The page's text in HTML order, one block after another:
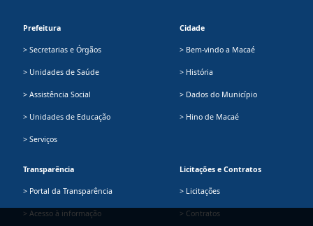
Prefeitura
> Secretarias e Órgãos
> Unidades de Saúde
> Assistência Social
> Unidades de Educação
> Serviços
Cidade
> Bem-vindo a Macaé
> História
> Dados do Município
> Hino de Macaé
Transparência
> Portal da Transparência
> Acesso à informação
Licitações e Contratos
> Licitações
> Contratos